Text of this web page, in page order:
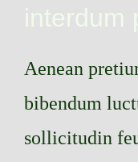
interdum
Aenean
bibendum
sollicitudin